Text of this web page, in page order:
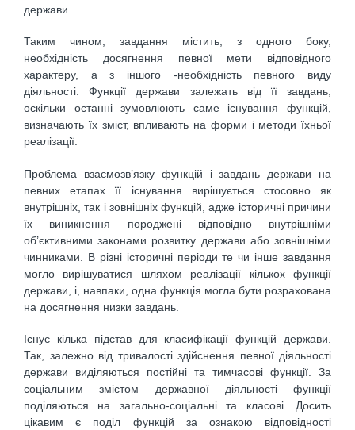
держави.
Таким чином, завдання містить, з одного боку,
необхідність досягнення певної мети відповідного
характеру, а з іншого -необхідність певного виду
діяльності. Функції держави залежать від її завдань,
оскільки останні зумовлюють саме існування функцій,
визначають їх зміст, впливають на форми і методи їхньої
реалізації.
Проблема взаємозв’язку функцій і завдань держави на
певних етапах її існування вирішується стосовно як
внутрішніх, так і зовнішніх функцій, адже історичні причини
їх виникнення породжені відповідно внутрішніми
об’єктивними законами розвитку держави або зовнішніми
чинниками. В різні історичні періоди те чи інше завдання
могло вирішуватися шляхом реалізації кількох функції
держави, і, навпаки, одна функція могла бути розрахована
на досягнення низки завдань.
Існує кілька підстав для класифікації функцій держави.
Так, залежно від тривалості здійснення певної діяльності
держави виділяються постійні та тимчасові функції. За
соціальним змістом державної діяльності функції
поділяються на загально-соціальні та класові. Досить
цікавим є поділ функцій за ознакою відповідності